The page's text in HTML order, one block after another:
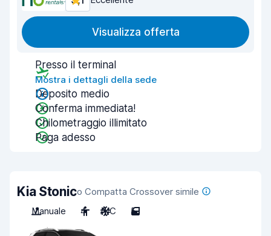
Visualizza offerta
Presso il terminal
Mostra i dettagli della sede
Deposito medio
Conferma immediata!
Chilometraggio illimitato
Paga adesso
Kia Stonico Compatta Crossover simile
Manuale
4 A/C 5